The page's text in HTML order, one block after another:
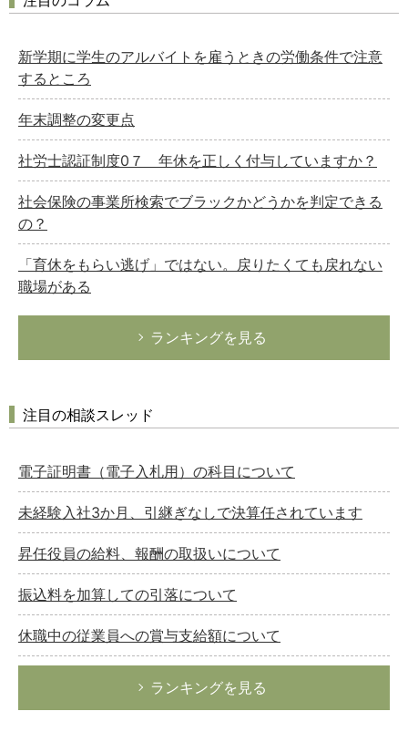
新学期に学生のアルバイトを雇うときの労働条件で注意
するところ
年末調整の変更点
社労士認証制度0７ 年休を正しく付与していますか？
社会保険の事業所検索でブラックかどうかを判定できる
の？
「育休をもらい逃げ」ではない。戻りたくても戻れない
職場がある
ランキングを見る
注目の相談スレッド
電子証明書（電子入札用）の科目について
未経験入社3か月、引継ぎなしで決算任されています
昇任役員の給料、報酬の取扱いについて
振込料を加算しての引落について
休職中の従業員への賞与支給額について
ランキングを見る